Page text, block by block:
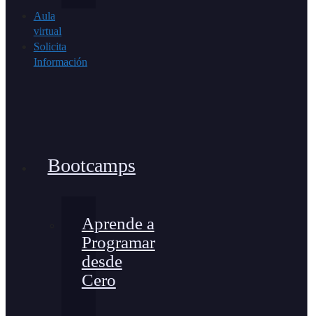
Aula
virtual
Solicita
Información
Bootcamps
Aprende a
Programar
desde
Cero